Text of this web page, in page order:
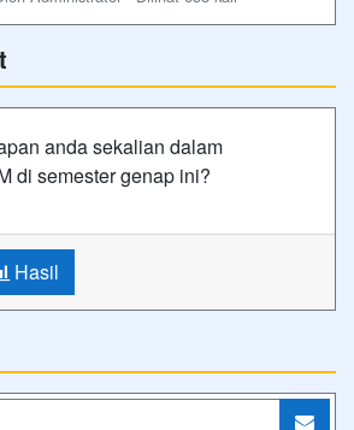
anda sekalian dalam
di semester genap ini?
Hasil